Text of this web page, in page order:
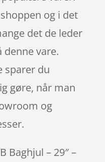
og i det
det de leder
vare.
sparer du
gøre, når man
og
Baghjul – 29″ –